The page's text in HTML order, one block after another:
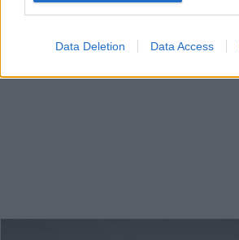
Data Deletion Data Access